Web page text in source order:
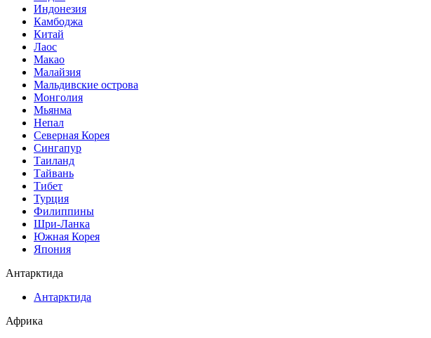
Индонезия
Камбоджа
Китай
Лаос
Макао
Малайзия
Мальдивские острова
Монголия
Мьянма
Непал
Северная Корея
Сингапур
Таиланд
Тайвань
Тибет
Турция
Филиппины
Шри-Ланка
Южная Корея
Япония
Антарктида
Антарктида
Африка